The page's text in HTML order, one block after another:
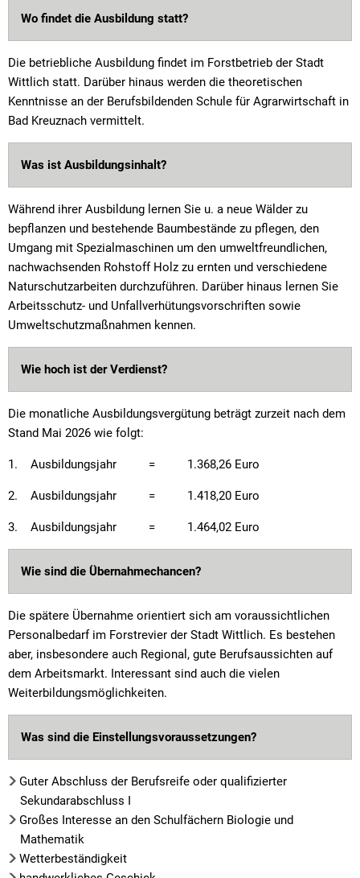
Wo findet die Ausbildung statt?
Die betriebliche Ausbildung findet im Forstbetrieb der Stadt
Wittlich statt. Darüber hinaus werden die theoretischen
Kenntnisse an der Berufsbildenden Schule für Agrarwirtschaft in
Bad Kreuznach vermittelt.
Was ist Ausbildungsinhalt?
Während ihrer Ausbildung lernen Sie u. a neue Wälder zu
bepflanzen und bestehende Baumbestände zu pflegen, den
Umgang mit Spezialmaschinen um den umweltfreundlichen,
nachwachsenden Rohstoff Holz zu ernten und verschiedene
Naturschutzarbeiten durchzuführen. Darüber hinaus lernen Sie
Arbeitsschutz- und Unfallverhütungsvorschriften sowie
Umweltschutzmaßnahmen kennen.
Wie hoch ist der Verdienst?
Die monatliche Ausbildungsvergütung beträgt zurzeit nach dem
Stand Mai 2026 wie folgt:
1. Ausbildungsjahr = 1.368,26 Euro
2. Ausbildungsjahr = 1.418,20 Euro
3. Ausbildungsjahr = 1.464,02 Euro
Wie sind die Übernahmechancen?
Die spätere Übernahme orientiert sich am voraussichtlichen
Personalbedarf im Forstrevier der Stadt Wittlich. Es bestehen
aber, insbesondere auch Regional, gute Berufsaussichten auf
dem Arbeitsmarkt. Interessant sind auch die vielen
Weiterbildungsmöglichkeiten.
Was sind die Einstellungsvoraussetzungen?
Guter Abschluss der Berufsreife oder qualifizierter
Sekundarabschluss I
Großes Interesse an den Schulfächern Biologie und
Mathematik
Wetterbeständigkeit